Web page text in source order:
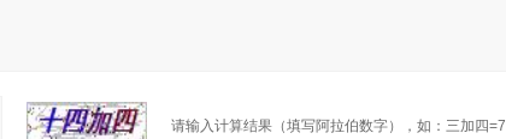
请输入计算结果（填写阿拉伯数字），如：三加四=7